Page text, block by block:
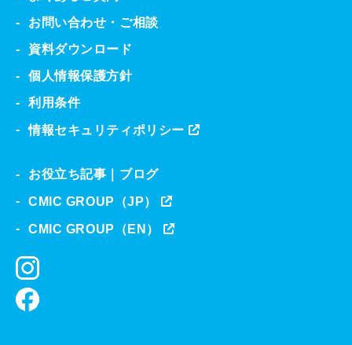
お問い合わせ・ご相談
資料ダウンロード
個人情報保護方針
利用条件
情報セキュリティポリシー
お役立ち記事｜ブログ
CMIC GROUP（JP）
CMIC GROUP（EN）